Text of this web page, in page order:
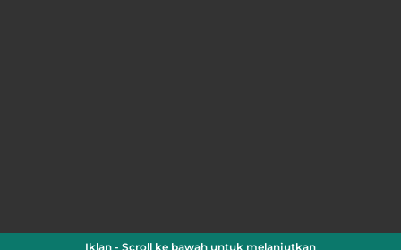
Iklan - Scroll ke bawah untuk melanjutkan